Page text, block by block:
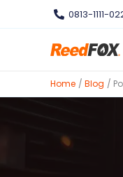
0813-1111-
Home Blog